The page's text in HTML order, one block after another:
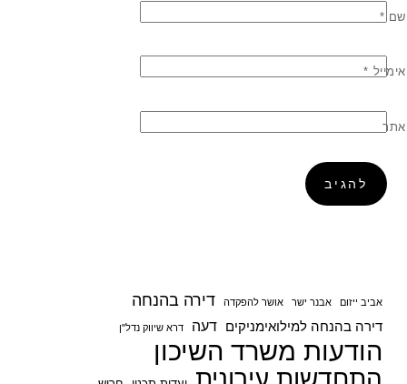
שם *
אימייל *
אתר
אביב ייזום אבנר ישר אושר להפקדה דירה בהנחה
דירה בהנחה למילואימניקים דעה דרא שיווק נדל"ן
הודעות משרד השיכון